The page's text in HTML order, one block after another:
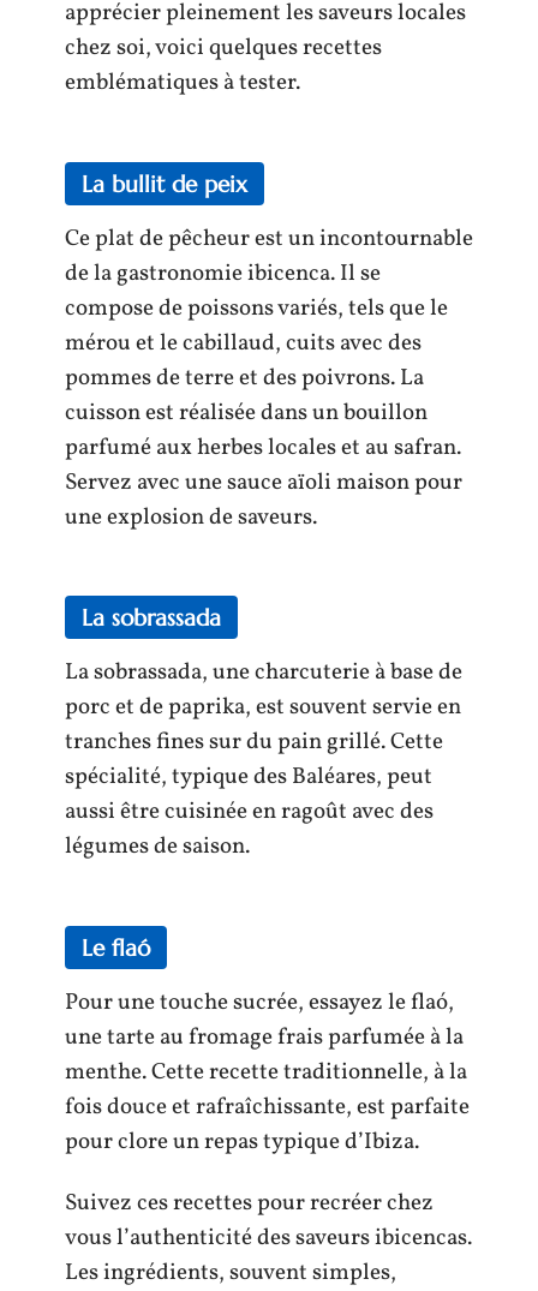
apprécier pleinement les saveurs locales
chez soi, voici quelques recettes
emblématiques à tester.
La bullit de peix
Ce plat de pêcheur est un incontournable
de la gastronomie ibicenca. Il se
compose de poissons variés, tels que le
mérou et le cabillaud, cuits avec des
pommes de terre et des poivrons. La
cuisson est réalisée dans un bouillon
parfumé aux herbes locales et au safran.
Servez avec une sauce aïoli maison pour
une explosion de saveurs.
La sobrassada
La sobrassada, une charcuterie à base de
porc et de paprika, est souvent servie en
tranches fines sur du pain grillé. Cette
spécialité, typique des Baléares, peut
aussi être cuisinée en ragoût avec des
légumes de saison.
Le flaó
Pour une touche sucrée, essayez le flaó,
une tarte au fromage frais parfumée à la
menthe. Cette recette traditionnelle, à la
fois douce et rafraîchissante, est parfaite
pour clore un repas typique d’Ibiza.
Suivez ces recettes pour recréer chez
vous l’authenticité des saveurs ibicencas.
Les ingrédients, souvent simples,